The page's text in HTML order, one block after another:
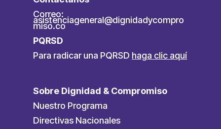
Correo:
asistenciageneral@dignidadycompro
miso.co
PQRSD
Para radicar una PQRSD haga clic aquí
Sobre Dignidad & Compromiso
Nuestro Programa
Directivas Nacionales